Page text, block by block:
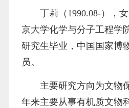
丁莉 （1990.08-）
，
京大学化学与分子工程学
研究生毕业，中国国家博
员。
主要研究方向为文物
年来主要从事有机质文物